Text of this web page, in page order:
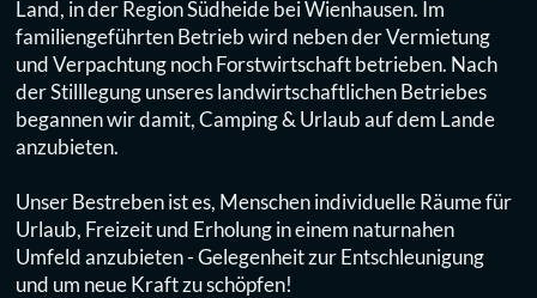
Land, in der Region Südheide bei Wienhausen. Im
familiengeführten Betrieb wird neben der Vermietung
und Verpachtung noch Forstwirtschaft betrieben. Nach
der Stilllegung unseres landwirtschaftlichen Betriebes
begannen wir damit, Camping & Urlaub auf dem Lande
anzubieten.
Unser Bestreben ist es, Menschen individuelle Räume für
Urlaub, Freizeit und Erholung in einem naturnahen
Umfeld anzubieten - Gelegenheit zur Entschleunigung
und um neue Kraft zu schöpfen!